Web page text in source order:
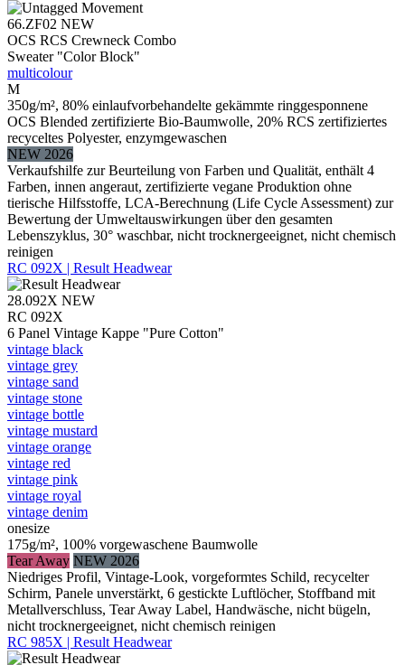
66.ZF02 NEW
OCS RCS Crewneck Combo
Sweater "Color Block"
multicolour
M
350g/m², 80% einlaufvorbehandelte gekämmte ringgesponnene
OCS Blended zertifizierte Bio-Baumwolle, 20% RCS zertifiziertes
recyceltes Polyester, enzymgewaschen
NEW 2026
Verkaufshilfe zur Beurteilung von Farben und Qualität, enthält 4
Farben, innen angeraut, zertifizierte vegane Produktion ohne
tierische Hilfsstoffe, LCA-Berechnung (Life Cycle Assessment) zur
Bewertung der Umweltauswirkungen über den gesamten
Lebenszyklus, 30° waschbar, nicht trocknergeeignet, nicht chemisch
reinigen
RC 092X | Result Headwear
28.092X NEW
RC 092X
6 Panel Vintage Kappe "Pure Cotton"
vintage black
vintage grey
vintage sand
vintage stone
vintage bottle
vintage mustard
vintage orange
vintage red
vintage pink
vintage royal
vintage denim
onesize
175g/m², 100% vorgewaschene Baumwolle
Tear Away NEW 2026
Niedriges Profil, Vintage-Look, vorgeformtes Schild, recycelter
Schirm, Panele unverstärkt, 6 gestickte Luftlöcher, Stoffband mit
Metallverschluss, Tear Away Label, Handwäsche, nicht bügeln,
nicht trocknergeeignet, nicht chemisch reinigen
RC 985X | Result Headwear